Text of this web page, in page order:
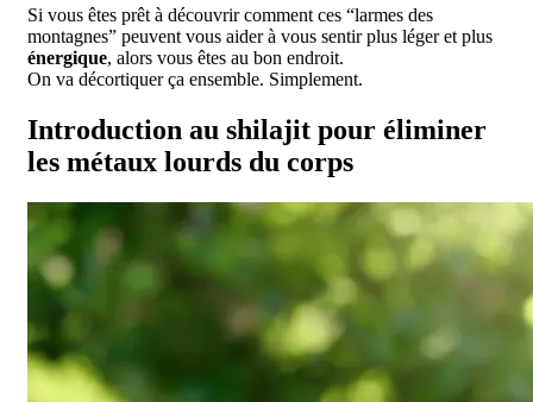
Si vous êtes prêt à découvrir comment ces “larmes des
montagnes” peuvent vous aider à vous sentir plus léger et plus
énergique, alors vous êtes au bon endroit.
On va décortiquer ça ensemble. Simplement.
Introduction au shilajit pour éliminer
les métaux lourds du corps